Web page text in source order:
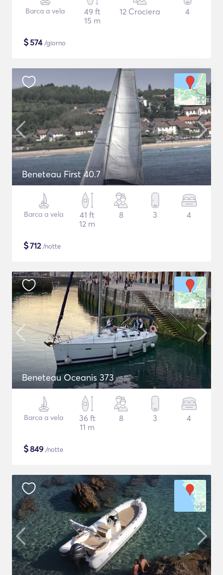
Barca a vela
49 ft
15 m
12 Crociera 4
$574/giorno
Beneteau First 40.7
Barca a vela
41 ft
12 m
8 3 4
$712/notte
Beneteau Oceanis 373
Barca a vela
36 ft
11 m
8 3 4
$849 /notte